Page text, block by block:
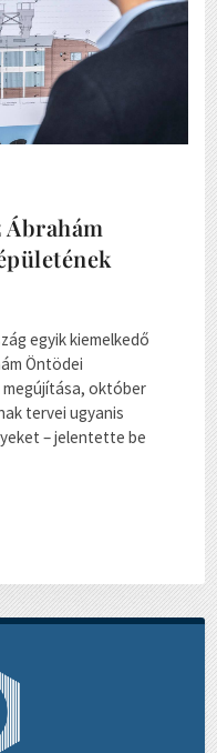
Ábrahám
egyik kiemelkedő
Öntödei
megújítása, október
tervei ugyanis
– jelentette be